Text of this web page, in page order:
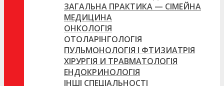
ЗАГАЛЬНА ПРАКТИКА — СІМЕЙНА
МЕДИЦИНА
ОНКОЛОГІЯ
ОТОЛАРІНГОЛОГІЯ
ПУЛЬМОНОЛОГІЯ І ФТИЗИАТРІЯ
ХІРУРГІЯ И ТРАВМАТОЛОГІЯ
ЕНДОКРИНОЛОГІЯ
ІНШІ СПЕЦІАЛЬНОСТІ